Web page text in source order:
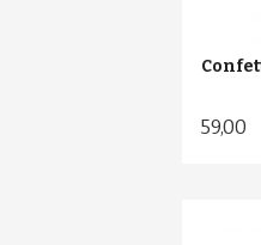
59,00